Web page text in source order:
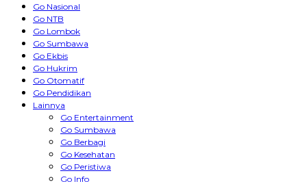
Go Nasional
Go NTB
Go Lombok
Go Sumbawa
Go Ekbis
Go Hukrim
Go Otomatif
Go Pendidikan
Lainnya
Go Entertainment
Go Sumbawa
Go Berbagi
Go Kesehatan
Go Peristiwa
Go Info